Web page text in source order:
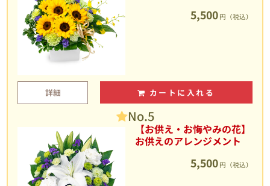
5,500 円（税込）
詳細 カートに入れる
No.5
【お供え・お悔やみの花】
お供えのアレンジメント
5,500 円（税込）